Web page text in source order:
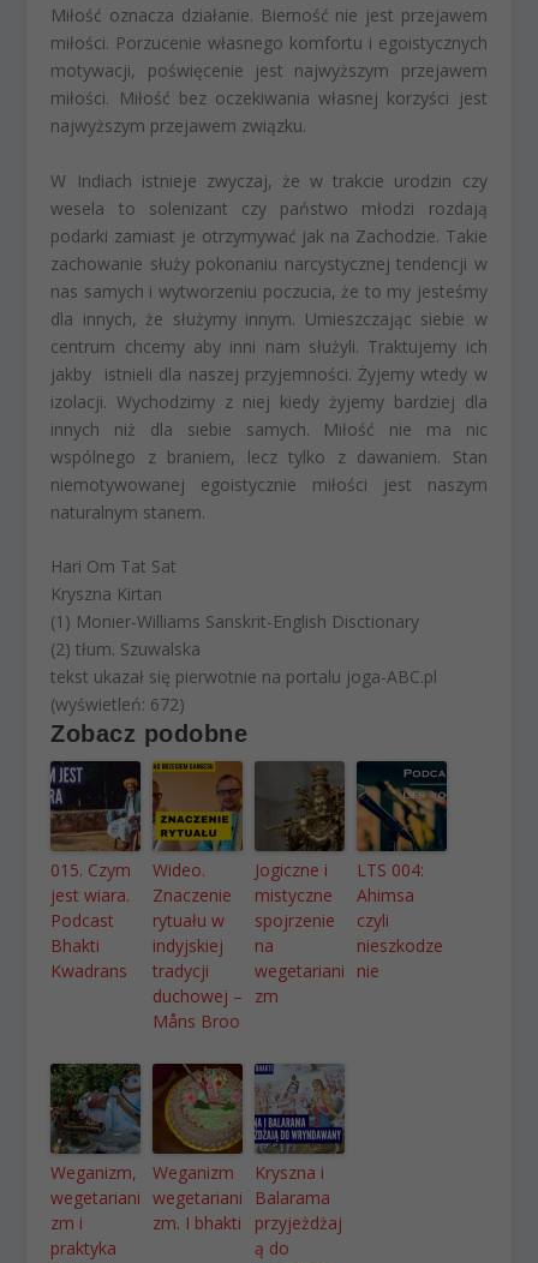
Miłość oznacza działanie. Bierność nie jest przejawem
miłości. Porzucenie własnego komfortu i egoistycznych
motywacji, poświęcenie jest najwyższym przejawem
miłości. Miłość bez oczekiwania własnej korzyści jest
najwyższym przejawem związku.
W Indiach istnieje zwyczaj, że w trakcie urodzin czy
wesela to solenizant czy państwo młodzi rozdają
podarki zamiast je otrzymywać jak na Zachodzie. Takie
zachowanie służy pokonaniu narcystycznej tendencji w
nas samych i wytworzeniu poczucia, że to my jesteśmy
dla innych, że służymy innym. Umieszczając siebie w
centrum chcemy aby inni nam służyli. Traktujemy ich
jakby istnieli dla naszej przyjemności. Żyjemy wtedy w
izolacji. Wychodzimy z niej kiedy żyjemy bardziej dla
innych niż dla siebie samych. Miłość nie ma nic
wspólnego z braniem, lecz tylko z dawaniem. Stan
niemotywowanej egoistycznie miłości jest naszym
naturalnym stanem.
Hari Om Tat Sat
Kryszna Kirtan
(1) Monier-Williams Sanskrit-English Disctionary
(2) tłum. Szuwalska
tekst ukazał się pierwotnie na portalu joga-ABC.pl
(wyświetleń: 672)
Zobacz podobne
015. Czym
jest wiara.
Podcast
Bhakti
Kwadrans
Wideo.
Znaczenie
rytuału w
indyjskiej
tradycji
duchowej –
Måns Broo
Jogiczne i
mistyczne
spojrzenie
na
wegetariani
zm
LTS 004:
Ahimsa
czyli
nieszkodze
nie
Weganizm,
wegetariani
zm i
praktyka
Weganizm
wegetariani
zm. I bhakti
Kryszna i
Balarama
przyjeżdżaj
ą do